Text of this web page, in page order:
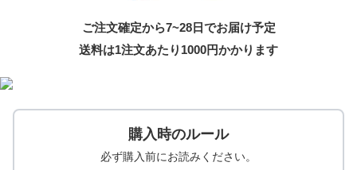
ご注文確定から7~28日でお届け予定
送料は1注文あたり 1000円かかります
購入時のルール
必ず購入前にお読みください。